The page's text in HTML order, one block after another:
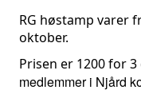
RG høstamp varer
oktober.
Prisen er 1200 for 3
medlemmer i Njård